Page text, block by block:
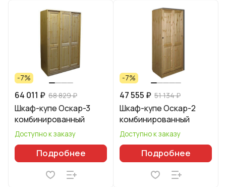
-7%
64 011 ₽ 68 829 ₽
Шкаф-купе Оскар-3
комбинированный
Доступно к заказу
Подробнее
-7%
47 555 ₽ 51 134 ₽
Шкаф-купе Оскар-2
комбинированный
Доступно к заказу
Подробнее